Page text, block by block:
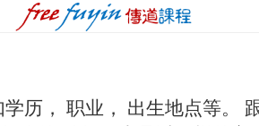
历， 职业， 出生地点等。